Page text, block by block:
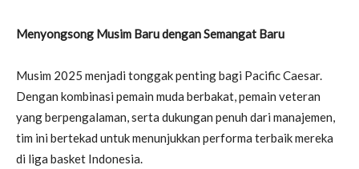
Menyongsong Musim Baru dengan Semangat Baru
Musim 2025 menjadi tonggak penting bagi Pacific Caesar.
Dengan kombinasi pemain muda berbakat, pemain veteran
yang berpengalaman, serta dukungan penuh dari manajemen,
tim ini bertekad untuk menunjukkan performa terbaik mereka
di liga basket Indonesia.